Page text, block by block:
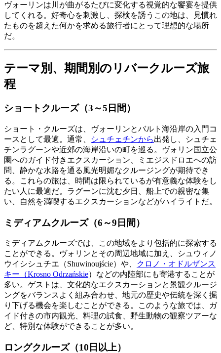
ヴォーリンは川が曲がるたびに変化する視覚的な饗宴を提供
してくれる。好奇心を刺激し、探検を誘うこの地は、見慣れ
たものを超えた何かを求める旅行者にとって理想的な場所
だ。
テーマ別、期間別のリバークルーズ旅
程
ショートクルーズ（3～5日間）
ショート・クルーズは、ヴォーリンとバルト海沿岸の入門コ
ースとして最適。通常、
シュチェチンから出発し、シュチェ
チンラグーンや近郊の海岸沿いの町を巡る。ヴォリン国立公
園へのガイド付きエクスカーション、ミエジスドロエへの訪
問、静かな水路を通る風光明媚なクルージングが期待でき
る。これらの旅は、時間は限られているが有意義な体験をし
たい人に最適だ。ラグーンに沈む夕日、船上での親密な集
い、自然を満喫するエクスカーションなどがハイライトだ。
ミディアムクルーズ（6～9日間）
ミディアムクルーズでは、この地域をより包括的に探索する
ことができる。ヴォリンとその周辺地域に加え、シュウィノ
ウイシシュチエ（Shuwinoujście）や、
クロノ・オドルザンス
キー（Krosno Odrzańskie）などの内陸部にも寄港することが
多い。ゲストは、文化的なエクスカーションと景観クルージ
ングをバランスよく組み合わせ、地元の歴史や伝統を深く掘
り下げる機会を楽しむことができる。このような旅では、ガ
イド付きの市内観光、料理の試食、野生動物の観察ツアーな
ど、特別な体験ができることが多い。
ロングクルーズ（10日以上）